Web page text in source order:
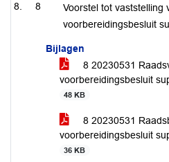
8
Voorstel tot vaststelling
voorbereidingsbesluit
Bijlagen
8 20230531
voorbereidingsbesluit
48 KB
8 20230531
voorbereidingsbesluit
36 KB